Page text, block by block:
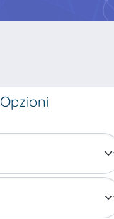
Opzioni